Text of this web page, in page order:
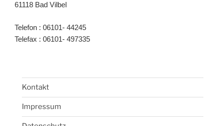
61118 Bad Vilbel
Telefon : 06101- 44245
Telefax : 06101- 497335
Kontakt
Impressum